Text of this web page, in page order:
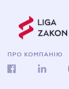
ПРО КОМПАНІЮ